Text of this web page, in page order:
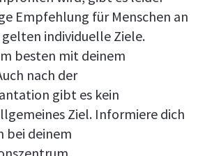
Empfehlung für Menschen an
gelten individuelle Ziele.
besten mit deinem
nach der
gibt es kein
Ziel. Informiere dich
bei deinem